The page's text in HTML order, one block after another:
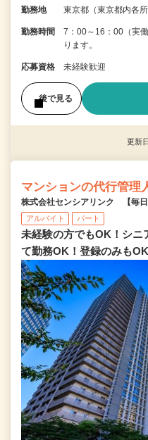
勤務地 東京都（東京都内各所
勤務時間
7：00～16：00（実
ります。
応募資格 未経験歓迎
後で見る
更新
マンションの代行管理
株式会社センシアリンク 【毎日
アルバイト パート
未経験の方でもOK！シニ
て勤務OK！登録のみもOK